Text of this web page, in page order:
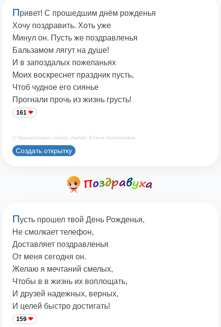
Привет! С прошедшим днём рожденья
Хочу поздравить. Хоть уже
Минул он. Пусть же поздравленья
Бальзамом лягут на душе!
И в запоздалых пожеланьях
Моих воскреснет праздник пусть,
Чтоб чудное его сиянье
Прогнали прочь из жизнь грусть!
161
© Принадлежит сайту. Автор: Елена Николаевна
Создать открытку
Пусть прошел твой День Рожденья,
Не смолкает телефон,
Доставляет поздравленья
От меня сегодня он.
Желаю я мечтаний смелых,
Чтобы в в жизнь их воплощать,
И друзей надежных, верных,
И целей быстро достигать!
159